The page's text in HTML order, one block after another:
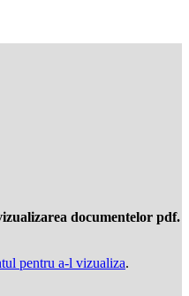
documentelor pdf.
pentru a-l vizualiza.